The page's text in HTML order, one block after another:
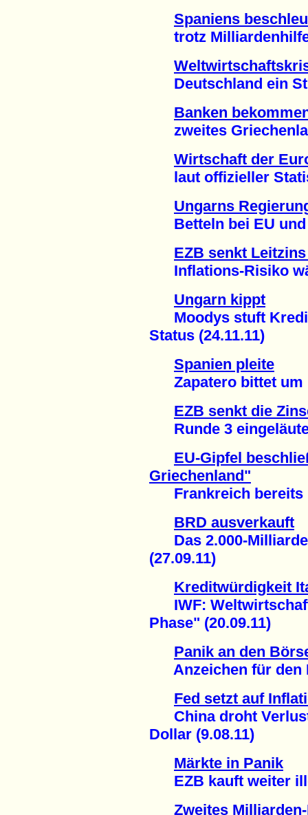
Spaniens
trotz
Deutschland ein
Banken
zweites
Wirtschaft der
laut offizieller
Ungarns
Betteln bei EU und
EZB senkt
Inflations-Risiko
Ungarn kippt
Moodys stuft
Status (24.11.11)
Spanien pleite
Zapatero bittet um
EZB senkt die
Runde 3
EU-Gipfel
Griechenland"
Frankreich bereits
BRD ausverkauft
Das 2.000-
(27.09.11)
Kreditwürdigkeit
IWF:
Phase" (20.09.11)
Panik an den
Anzeichen für den
Fed setzt auf
China droht Verlust
Dollar (9.08.11)
Märkte in Panik
EZB kauft weiter
Zweites